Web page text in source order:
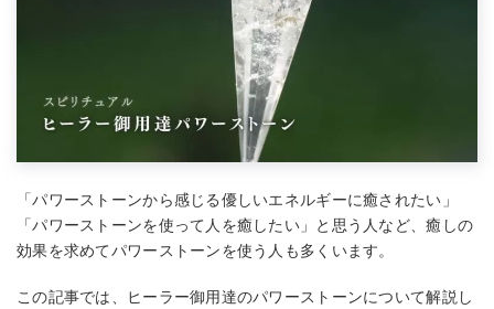
「パワーストーンから感じる優しいエネルギーに癒されたい」
「パワーストーンを使って人を癒したい」と思う人など、癒しの
効果を求めてパワーストーンを使う人も多くいます。
この記事では、ヒーラー御用達のパワーストーンについて解説し